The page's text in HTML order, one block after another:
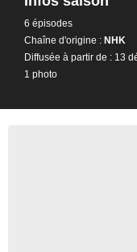
6 épisodes
Chaîne d'origine : NHK
Diffusée à partir de : 13
1 photo